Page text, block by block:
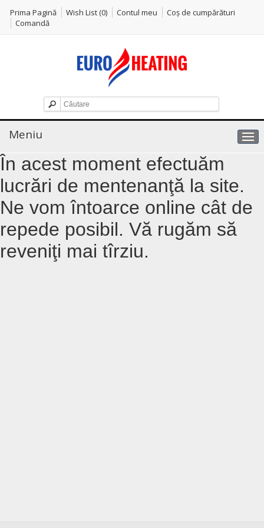
Prima Pagină Wish List (0) Contul meu
Coş de cumpărături
Comandă
Meniu
În acest moment efectuăm
lucrări de mentenanţă la site.
Ne vom întoarce online cât de
repede posibil. Vă rugăm să
reveniţi mai tîrziu.